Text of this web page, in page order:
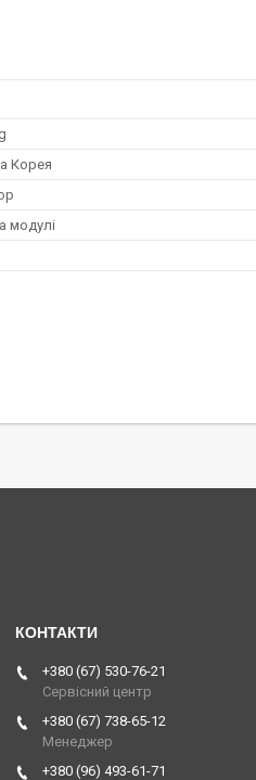
Корея
модулі
+380 (67) 530-76-21
Сервісний центр
+380 (67) 738-65-12
Менеджер
+380 (96) 493-61-71